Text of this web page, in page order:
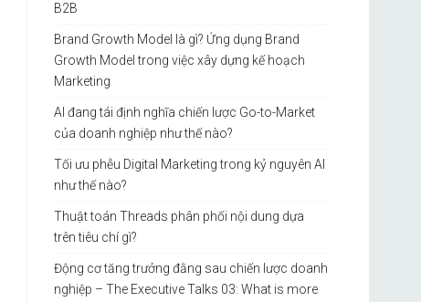
B2B
Brand Growth Model là gì? Ứng dụng Brand
Growth Model trong việc xây dựng kế hoạch
Marketing
AI đang tái định nghĩa chiến lược Go-to-Market
của doanh nghiệp như thế nào?
Tối ưu phễu Digital Marketing trong kỷ nguyên AI
như thế nào?
Thuật toán Threads phân phối nội dung dựa
trên tiêu chí gì?
Động cơ tăng trưởng đằng sau chiến lược doanh
nghiệp – The Executive Talks 03: What is more